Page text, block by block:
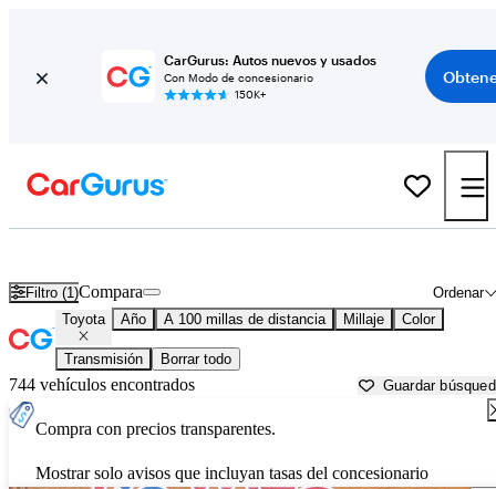
CarGurus: Autos nuevos y usados
Con Modo de concesionario
150K+
Filtro (1) Ordenar
Compara
Toyota Año A 100 millas de distancia Millaje Color
Transmisión Borrar todo
744 vehículos encontrados Guardar
Compra con precios transparentes.
Mostrar solo avisos que incluyan tasas del concesionario